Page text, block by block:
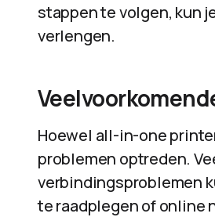
stappen te volgen, kun
verlengen.
Hoewel all-in-one
problemen optreden.
verbindingsproblemen
te raadplegen of online